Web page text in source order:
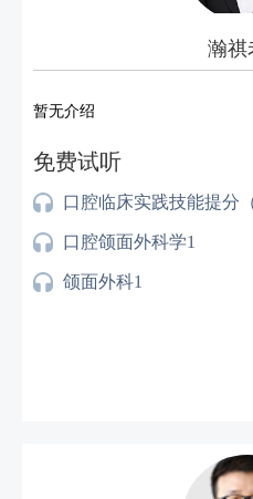
瀚祺
暂无介绍
免费试听
口腔临床实践技能提分
口腔颌面外科学1
颌面外科1